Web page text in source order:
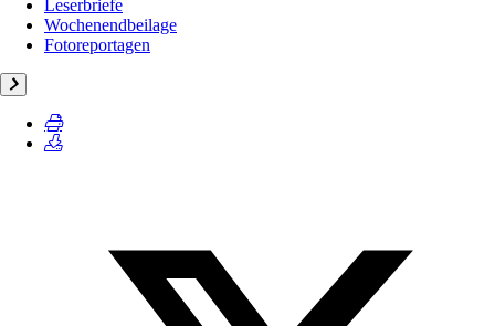
Leserbriefe
Wochenendbeilage
Fotoreportagen